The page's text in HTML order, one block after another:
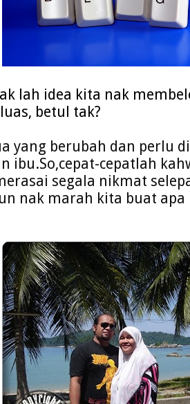
lah idea kita nak
betul tak?
yang berubah dan perlu
ibu.So,cepat-cepatlah
segala nikmat
nak marah kita buat